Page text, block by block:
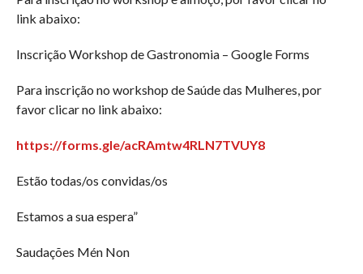
link abaixo:
Inscrição Workshop de Gastronomia – Google Forms
Para inscrição no workshop de Saúde das Mulheres, por
favor clicar no link abaixo:
https://forms.gle/acRAmtw4RLN7TVUY8
Estão todas/os convidas/os
Estamos a sua espera”
Saudações Mén Non